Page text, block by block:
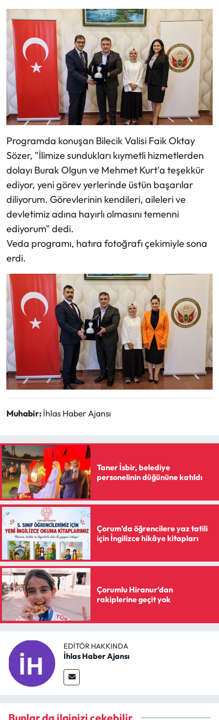
Programda konuşan Bilecik Valisi Faik Oktay
Sözer, "İlimize sundukları kıymetli hizmetlerden
dolayı Burak Olgun ve Mehmet Kurt'a teşekkür
ediyor, yeni görev yerlerinde üstün başarılar
diliyorum. Görevlerinin kendileri, aileleri ve
devletimiz adına hayırlı olmasını temenni
ediyorum" dedi.
Veda programı, hatıra fotoğrafı çekimiyle sona
erdi.
Muhabir: İhlas Haber Ajansı
Taner İsbir, belediye
personelinin düğününe katıldı
Çorum’da öğrencilere yaz tatili
için İngilizce hikâye kitapları
Çorumlu Hiranur’dan
rakiplerine geçit yok
EDITÖR HAKKINDA
İhlas Haber Ajansı
Resmi Reklam
Sağlık
Siyaset
Sungurlu Haberleri
Turizm
Uğurludağ Haberleri
Yaşam
Yayla Haber
Yemek Tarifleri